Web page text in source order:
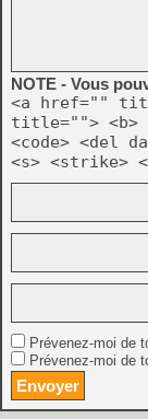
NOTE - Vous
<a href=""
title=""> <b>
<code> <del
<s> <strike>
Prévenez-moi de
Prévenez-moi de